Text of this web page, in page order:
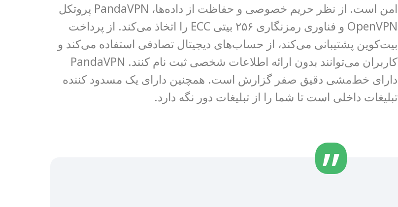
امن است. از نظر حریم خصوصی و حفاظت از داده‌ها، PandaVPN پروتکل
OpenVPN و فناوری رمزنگاری ۲۵۶ بیتی ECC را اتخاذ می‌کند. از پرداخت
بیت‌کوین پشتیبانی می‌کند، از حساب‌های دیجیتال تصادفی استفاده می‌کند و
کاربران می‌توانند بدون ارائه اطلاعات شخصی ثبت نام کنند. PandaVPN
دارای خط‌مشی دقیق صفر گزارش است. همچنین دارای یک مسدود کننده
تبلیغات داخلی است تا شما را از تبلیغات دور نگه دارد.